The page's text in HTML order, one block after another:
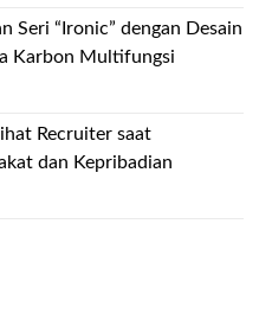
Seri “Ironic” dengan Desain
Karbon Multifungsi
Recruiter saat
dan Kepribadian